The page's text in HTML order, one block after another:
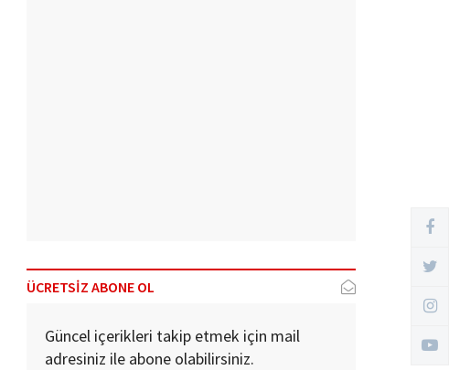
ÜCRETSİZ ABONE OL
Güncel içerikleri takip etmek için mail
adresiniz ile abone olabilirsiniz.